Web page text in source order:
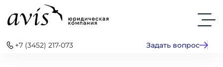
+7 (3452) 217-073 Задать вопрос